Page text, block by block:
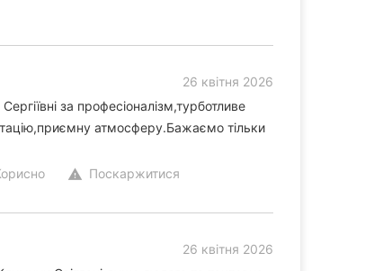
26 квітня 2026
за професіоналізм,турботливе
атмосферу.Бажаємо тільки
warning Поскаржитися
26 квітня 2026